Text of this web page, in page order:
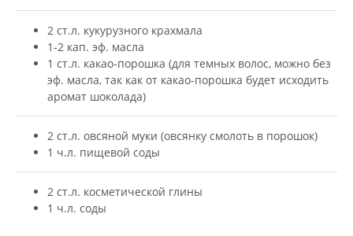
2 ст.л. кукурузного крахмала
1-2 кап. эф. масла
1 ст.л. какао-порошка (для темных волос, можно без
эф. масла, так как от какао-порошка будет исходить
аромат шоколада)
2 ст.л. овсяной муки (овсянку смолоть в порошок)
1 ч.л. пищевой соды
2 ст.л. косметической глины
1 ч.л. соды